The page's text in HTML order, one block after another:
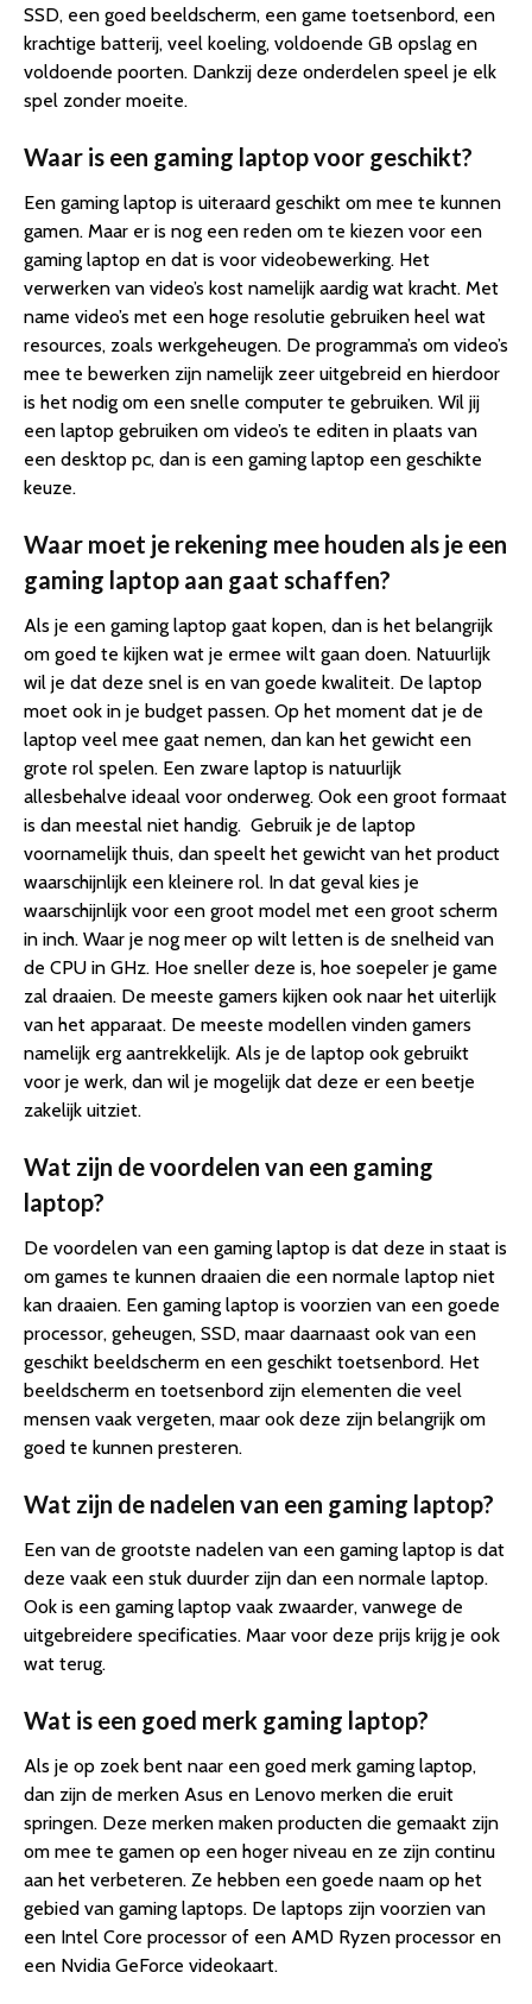
SSD, een goed beeldscherm, een game toetsenbord, een
krachtige batterij, veel koeling, voldoende GB opslag en
voldoende poorten. Dankzij deze onderdelen speel je elk
spel zonder moeite.
Waar is een gaming laptop voor geschikt?
Een gaming laptop is uiteraard geschikt om mee te kunnen
gamen. Maar er is nog een reden om te kiezen voor een
gaming laptop en dat is voor videobewerking. Het
verwerken van video’s kost namelijk aardig wat kracht. Met
name video’s met een hoge resolutie gebruiken heel wat
resources, zoals werkgeheugen. De programma’s om video’s
mee te bewerken zijn namelijk zeer uitgebreid en hierdoor
is het nodig om een snelle computer te gebruiken. Wil jij
een laptop gebruiken om video’s te editen in plaats van
een desktop pc, dan is een gaming laptop een geschikte
keuze.
Waar moet je rekening mee houden als je een
gaming laptop aan gaat schaffen?
Als je een gaming laptop gaat kopen, dan is het belangrijk
om goed te kijken wat je ermee wilt gaan doen. Natuurlijk
wil je dat deze snel is en van goede kwaliteit. De laptop
moet ook in je budget passen. Op het moment dat je de
laptop veel mee gaat nemen, dan kan het gewicht een
grote rol spelen. Een zware laptop is natuurlijk
allesbehalve ideaal voor onderweg. Ook een groot formaat
is dan meestal niet handig. Gebruik je de laptop
voornamelijk thuis, dan speelt het gewicht van het product
waarschijnlijk een kleinere rol. In dat geval kies je
waarschijnlijk voor een groot model met een groot scherm
in inch. Waar je nog meer op wilt letten is de snelheid van
de CPU in GHz. Hoe sneller deze is, hoe soepeler je game
zal draaien. De meeste gamers kijken ook naar het uiterlijk
van het apparaat. De meeste modellen vinden gamers
namelijk erg aantrekkelijk. Als je de laptop ook gebruikt
voor je werk, dan wil je mogelijk dat deze er een beetje
zakelijk uitziet.
Wat zijn de voordelen van een gaming
laptop?
De voordelen van een gaming laptop is dat deze in staat is
om games te kunnen draaien die een normale laptop niet
kan draaien. Een gaming laptop is voorzien van een goede
processor, geheugen, SSD, maar daarnaast ook van een
geschikt beeldscherm en een geschikt toetsenbord. Het
beeldscherm en toetsenbord zijn elementen die veel
mensen vaak vergeten, maar ook deze zijn belangrijk om
goed te kunnen presteren.
Wat zijn de nadelen van een gaming laptop?
Een van de grootste nadelen van een gaming laptop is dat
deze vaak een stuk duurder zijn dan een normale laptop.
Ook is een gaming laptop vaak zwaarder, vanwege de
uitgebreidere specificaties. Maar voor deze prijs krijg je ook
wat terug.
Wat is een goed merk gaming laptop?
Als je op zoek bent naar een goed merk gaming laptop,
dan zijn de merken Asus en Lenovo merken die eruit
springen. Deze merken maken producten die gemaakt zijn
om mee te gamen op een hoger niveau en ze zijn continu
aan het verbeteren. Ze hebben een goede naam op het
gebied van gaming laptops. De laptops zijn voorzien van
een Intel Core processor of een AMD Ryzen processor en
een Nvidia GeForce videokaart.